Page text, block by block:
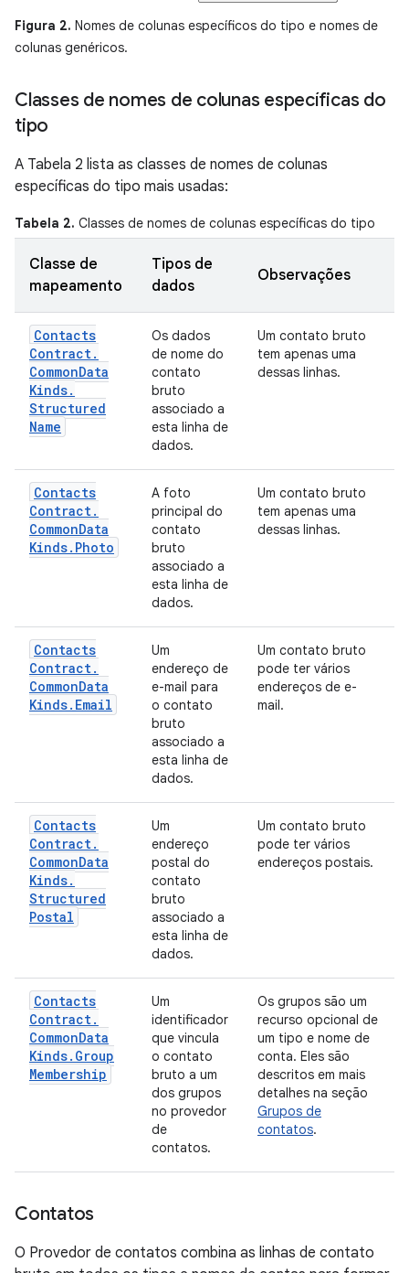
Figura 2. Nomes de colunas específicos do tipo e nomes de
colunas genéricos.
Classes de nomes de colunas específicas do
tipo
A Tabela 2 lista as classes de nomes de colunas
específicas do tipo mais usadas:
Tabela 2. Classes de nomes de colunas específicas do tipo
Classe de
mapeamento
Tipos de
dados
Observações
Contacts
Contract.
CommonData
Kinds.
Structured
Name
Os dados
de nome do
contato
bruto
associado a
esta linha de
dados.
Um contato bruto
tem apenas uma
dessas linhas.
Contacts
Contract.
CommonData
Kinds. Photo
A foto
principal do
contato
bruto
associado a
esta linha de
dados.
Um contato bruto
tem apenas uma
dessas linhas.
Contacts
Contract.
CommonData
Kinds. Email
Um
endereço de
e-mail para
o contato
bruto
associado a
esta linha de
dados.
Um contato bruto
pode ter vários
endereços de e-
mail.
Contacts
Contract.
CommonData
Kinds.
Structured
Postal
Um
endereço
postal do
contato
bruto
associado a
esta linha de
dados.
Um contato bruto
pode ter vários
endereços postais.
Contacts
Contract.
CommonData
Kinds. Group
Membership
Um
identificador
que vincula
o contato
bruto a um
dos grupos
no provedor
de
contatos.
Os grupos são um
recurso opcional de
um tipo e nome de
conta. Eles são
descritos em mais
detalhes na seção
Grupos de
contatos.
Contatos
O Provedor de contatos combina as linhas de contato